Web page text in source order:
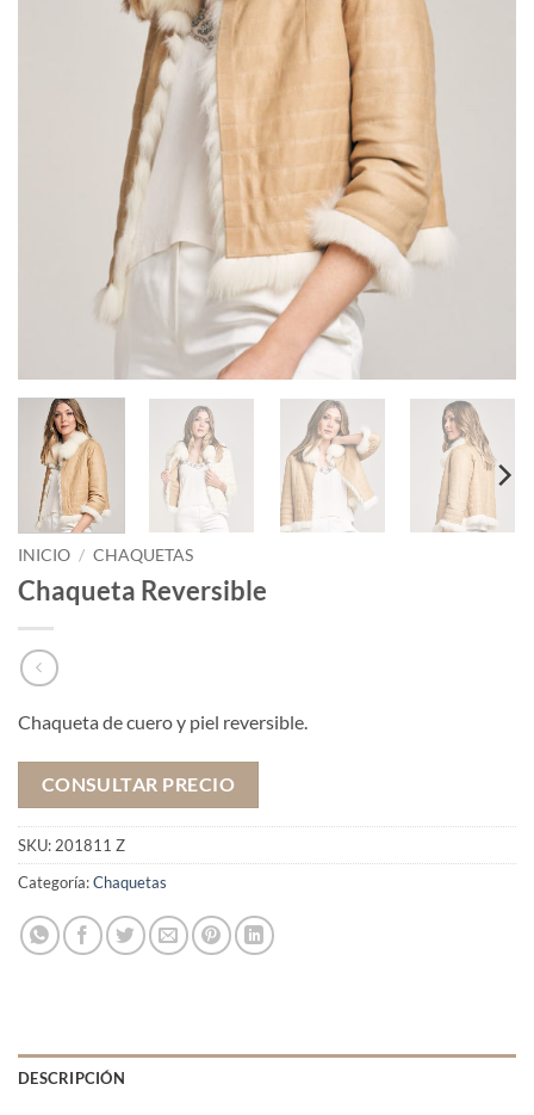
INICIO / CHAQUETAS
Chaqueta Reversible
Chaqueta de cuero y piel reversible.
CONSULTAR PRECIO
SKU: 201811 Z
Categoría:Chaquetas
DESCRIPCIÓN